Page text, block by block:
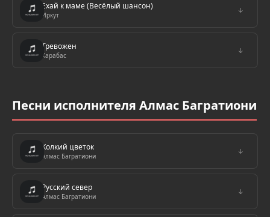
Ехай к маме (Весёлый шансон)
Иркут
↓
Тревожен
Карабас
↓
Песни исполнителя Алмас Багратиони
Колкий цветок
Алмас Багратиони
↓
Русский север
Алмас Багратиони
↓